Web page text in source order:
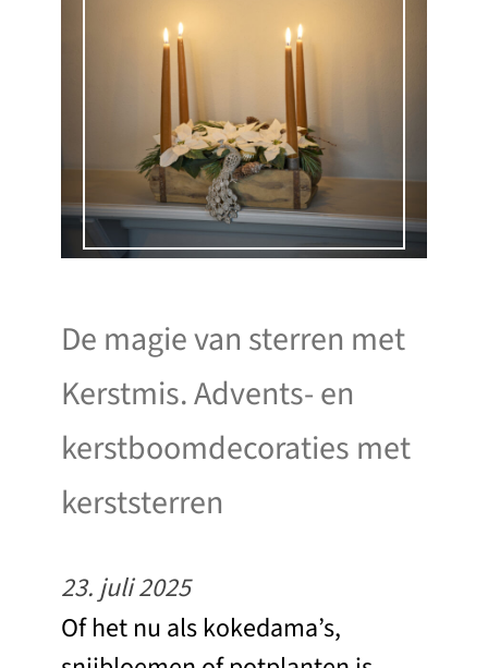
De magie van sterren met
Kerstmis. Advents- en
kerstboomdecoraties met
kerststerren
23. juli 2025
Of het nu als kokedama’s,